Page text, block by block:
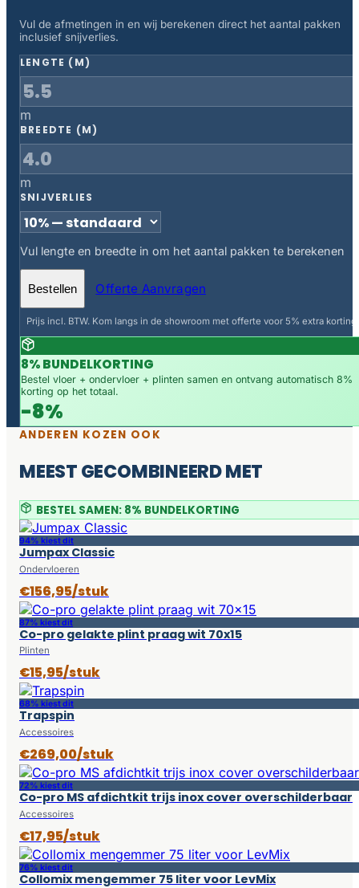
Vul de afmetingen in en wij berekenen direct het aantal pakken
inclusief snijverlies.
LENGTE (M)
m
BREEDTE (M)
m
SNIJVERLIES
Vul lengte en breedte in om het aantal pakken te berekenen
Bestellen Offerte Aanvragen
Prijs incl. BTW. Kom langs in de showroom met offerte voor 5% extra korting.
8% BUNDELKORTING
Bestel vloer + ondervloer + plinten samen en ontvang automatisch 8%
korting op het totaal.
-8%
ANDEREN KOZEN OOK
MEEST GECOMBINEERD MET
BESTEL SAMEN: 8% BUNDELKORTING
94% kiest dit
Jumpax Classic
Ondervloeren
€156,95/stuk
87% kiest dit
Co-pro gelakte plint praag wit 70x15
Plinten
€15,95/stuk
68% kiest dit
Trapspin
Accessoires
€269,00/stuk
72% kiest dit
Co-pro MS afdichtkit trijs inox cover overschilderbaar
Accessoires
€17,95/stuk
76% kiest dit
Collomix mengemmer 75 liter voor LevMix